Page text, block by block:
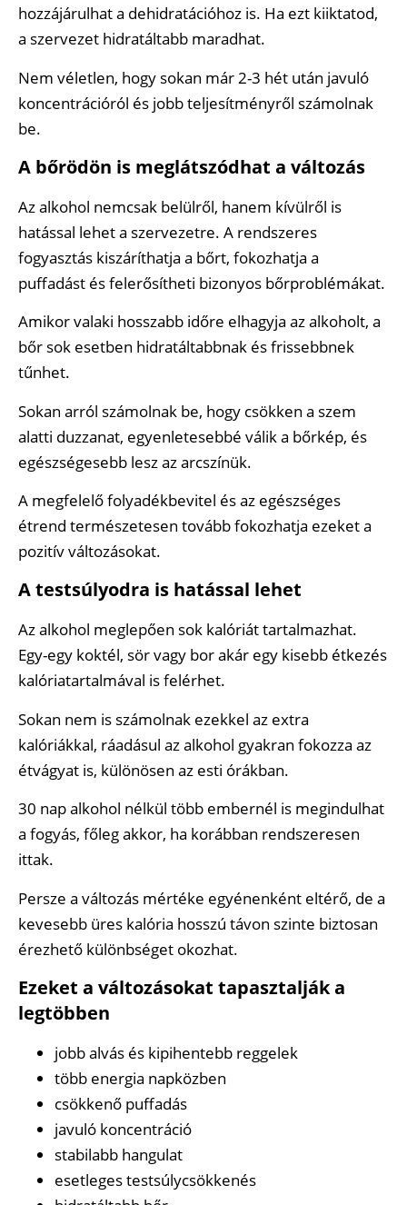
hozzájárulhat a dehidratációhoz is. Ha ezt kiiktatod,
a szervezet hidratáltabb maradhat.
Nem véletlen, hogy sokan már 2-3 hét után javuló
koncentrációról és jobb teljesítményről számolnak
be.
A bőrödön is meglátszódhat a változás
Az alkohol nemcsak belülről, hanem kívülről is
hatással lehet a szervezetre. A rendszeres
fogyasztás kiszáríthatja a bőrt, fokozhatja a
puffadást és felerősítheti bizonyos bőrproblémákat.
Amikor valaki hosszabb időre elhagyja az alkoholt, a
bőr sok esetben hidratáltabbnak és frissebbnek
tűnhet.
Sokan arról számolnak be, hogy csökken a szem
alatti duzzanat, egyenletesebbé válik a bőrkép, és
egészségesebb lesz az arcszínük.
A megfelelő folyadékbevitel és az egészséges
étrend természetesen tovább fokozhatja ezeket a
pozitív változásokat.
A testsúlyodra is hatással lehet
Az alkohol meglepően sok kalóriát tartalmazhat.
Egy-egy koktél, sör vagy bor akár egy kisebb étkezés
kalóriatartalmával is felérhet.
Sokan nem is számolnak ezekkel az extra
kalóriákkal, ráadásul az alkohol gyakran fokozza az
étvágyat is, különösen az esti órákban.
30 nap alkohol nélkül több embernél is megindulhat
a fogyás, főleg akkor, ha korábban rendszeresen
ittak.
Persze a változás mértéke egyénenként eltérő, de a
kevesebb üres kalória hosszú távon szinte biztosan
érezhető különbséget okozhat.
Ezeket a változásokat tapasztalják a
legtöbben
jobb alvás és kipihentebb reggelek
több energia napközben
csökkenő puffadás
javuló koncentráció
stabilabb hangulat
esetleges testsúlycsökkenés